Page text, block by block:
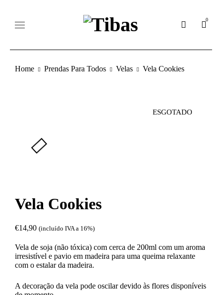
0
Home Prendas Para Todos Velas Vela Cookies
ESGOTADO
Vela Cookies
€14,90 (incluído IVA a 16%)
Vela de soja (não tóxica) com cerca de 200ml com um aroma
irresistível e pavio em madeira para uma queima relaxante
com o estalar da madeira.
A decoração da vela pode oscilar devido às flores disponíveis